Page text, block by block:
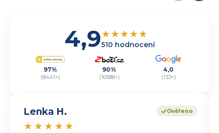
4,9★★★★★
510 hodnocení
97%
(8441×)
90%
(10588×)
4,0
(133×)
Ověřeno
Lenka H.
★ ★ ★ ★ ★